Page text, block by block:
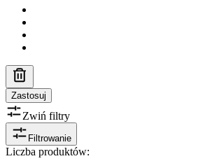
Zastosuj
Zwiń filtry
Filtrowanie
Liczba produktów: